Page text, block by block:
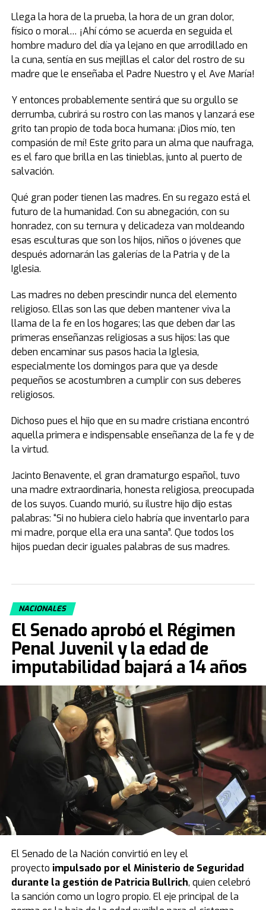
Llega la hora de la prueba, la hora de un gran dolor,
físico o moral… ¡Ahí cómo se acuerda en seguida el
hombre maduro del día ya lejano en que arrodillado en
la cuna, sentía en sus mejillas el calor del rostro de su
madre que le enseñaba el Padre Nuestro y el Ave María!
Y entonces probablemente sentirá que su orgullo se
derrumba, cubrirá su rostro con las manos y lanzará ese
grito tan propio de toda boca humana: ¡Dios mío, ten
compasión de mí! Este grito para un alma que naufraga,
es el faro que brilla en las tinieblas, junto al puerto de
salvación.
Qué gran poder tienen las madres. En su regazo está el
futuro de la humanidad. Con su abnegación, con su
honradez, con su ternura y delicadeza van moldeando
esas esculturas que son los hijos, niños o jóvenes que
después adornarán las galerías de la Patria y de la
Iglesia.
Las madres no deben prescindir nunca del elemento
religioso. Ellas son las que deben mantener viva la
llama de la fe en los hogares; las que deben dar las
primeras enseñanzas religiosas a sus hijos: las que
deben encaminar sus pasos hacia la Iglesia,
especialmente los domingos para que ya desde
pequeños se acostumbren a cumplir con sus deberes
religiosos.
Dichoso pues el hijo que en su madre cristiana encontró
aquella primera e indispensable enseñanza de la fe y de
la virtud.
Jacinto Benavente, el gran dramaturgo español, tuvo
una madre extraordinaria, honesta religiosa, preocupada
de los suyos. Cuando murió, su ilustre hijo dijo estas
palabras: “Si no hubiera cielo habría que inventarlo para
mi madre, porque ella era una santa”. Que todos los
hijos puedan decir iguales palabras de sus madres.
NACIONALES
El Senado aprobó el Régimen
Penal Juvenil y la edad de
imputabilidad bajará a 14 años
El Senado de la Nación convirtió en ley el
proyecto impulsado por el Ministerio de Seguridad
durante la gestión de Patricia Bullrich, quien celebró
la sanción como un logro propio. El eje principal de la